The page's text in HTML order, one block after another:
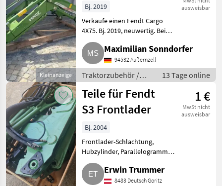
Kleinanzeige
ausweisbar
Bj. 2019
Verkaufe einen Fendt Cargo
4X75. Bj. 2019, neuwertig. Bei
weiteren Fragen bitte melden.
Traktorzubehör Frontlader
Maximilian Sonndorfer
94532 Außernzell
Traktorzubehör /
Frontlader
13 Tage online
Teile für Fendt
S3 Frontlader
1 €
MwSt nicht
ausweisbar
Bj. 2004
Frontlader-Schlachtung,
Hubzylinder, Parallelogramm
mit Zylinder, Multi-
Schnellkuppler, Eilgangventil
bzw. el. schaltbares 3.-Kreis-
Erwin Trummer
8483 Deutsch Goritz